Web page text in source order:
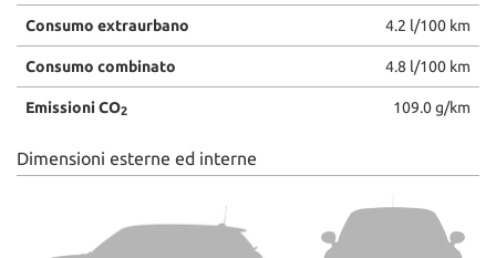
Consumo extraurbano 4.2 l/100 km
Consumo combinato 4.8 l/100 km
Emissioni CO2 109.0 g/km
Dimensioni esterne ed interne